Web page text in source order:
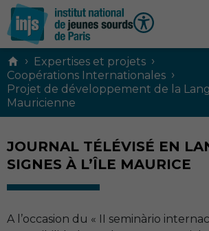
Contenu
principal
› Expertises et projets ›
Coopérations Internationales ›
Projet de développement de la
Mauricienne
JOURNAL TÉLÉVISÉ EN
SIGNES À L’ÎLE MAURICE
A l’occasion du « II seminàrio